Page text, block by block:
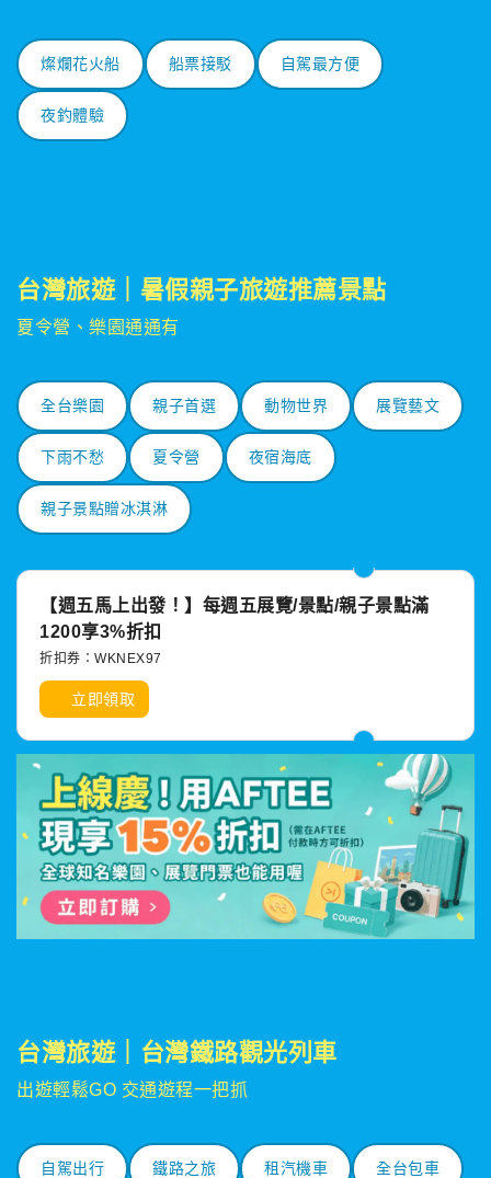
燦爛花火船 船票接駁 自駕最方便
夜釣體驗
台灣旅遊｜暑假親子旅遊推薦景點
夏令營、樂園通通有
全台樂園 親子首選 動物世界 展覽藝文
下雨不愁 夏令營 夜宿海底
親子景點贈冰淇淋
【週五馬上出發！】每週五展覽/景點/親子景點滿
1200享3%折扣
折扣券：WKNEX97
立即領取
台灣旅遊｜台灣鐵路觀光列車
出遊輕鬆GO 交通遊程一把抓
自駕出行 鐵路之旅 租汽機車 全台包車